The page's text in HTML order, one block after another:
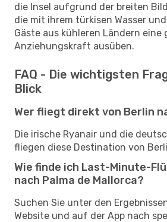
die Insel aufgrund der breiten
die mit ihrem türkisen Wasser
Gäste aus kühleren Ländern eine
Anziehungskraft ausüben.
FAQ - Die wichtigsten
Blick
Wer fliegt direkt von Berlin
Die irische Ryanair und die
fliegen diese Destination von
Wie finde ich Last-Minute-
nach Palma de Mallorca?
Suchen Sie unter den
Website und auf der App nach